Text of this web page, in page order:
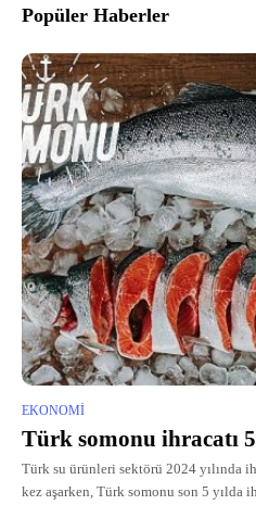
Popüler Haberler
EKONOMI
Türk somonu ihracatı
Türk su ürünleri sektörü 2024 yılında
kez aşarken, Türk somonu son 5 yılda